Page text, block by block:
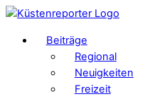
Beiträge
Regional
Neuigkeiten
Freizeit